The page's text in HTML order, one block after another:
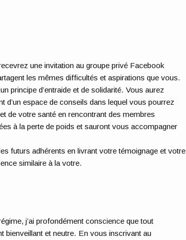
une invitation au groupe privé Facebook
les mêmes difficultés et aspirations que vous.
principe d’entraide et de solidarité. Vous aurez
d’un espace de conseils dans lequel vous pourrez
de votre santé en rencontrant des membres
à la perte de poids et sauront vous accompagner
futurs adhérents en livrant votre témoignage et votre
similaire à la votre.
j’ai profondément conscience que tout
bienveillant et neutre. En vous inscrivant au